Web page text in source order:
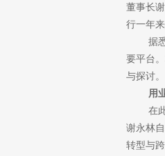
关于修订《平安银行平
董事长
行一年
据悉
要平台
与探讨。
用业
在此次
谢永林自
转型与跨